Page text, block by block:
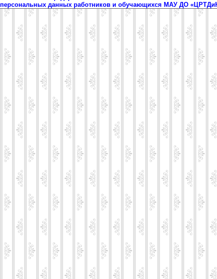
персональных данных работников и обучающихся МАУ ДО